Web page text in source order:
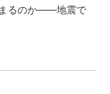
るのか――地震で